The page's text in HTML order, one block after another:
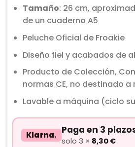
Tamaño: 26 cm,
de un cuaderno A5
Peluche Oficial de Froakie
Diseño fiel y acabados de
Producto de Colección,
normas CE, no destinado a
Lavable a máquina (ciclo
Klarna. Paga en 3
solo 3 × 8,30 €